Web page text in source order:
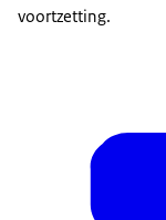
voortzetting.